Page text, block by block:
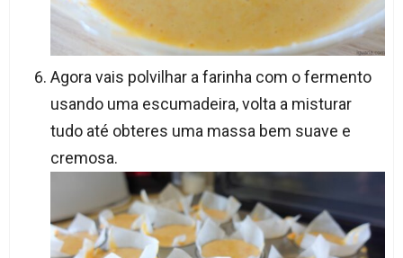
Agora vais polvilhar a farinha com o fermento
usando uma escumadeira, volta a misturar
tudo até obteres uma massa bem suave e
cremosa.